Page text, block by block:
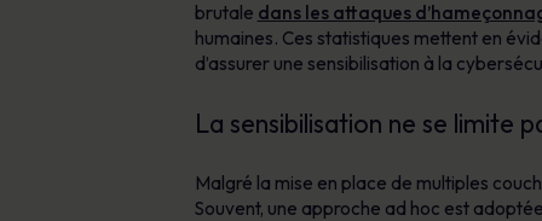
brutale dans les attaques
humaines. Ces statistiques mettent en
d’assurer une sensibilisation à la
La sensibilisation ne se limite
Malgré la mise en place de multiples
Souvent, une approche ad hoc est